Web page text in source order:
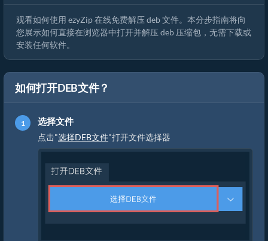
观看如何使用 ezyZip 在线免费解压 deb 文件。本分步指南将向
您展示如何直接在浏览器中打开并解压 deb 压缩包，无需下载或
安装任何软件。
如何打开DEB文件？
选择文件
点击"选择DEB文件"打开文件选择器